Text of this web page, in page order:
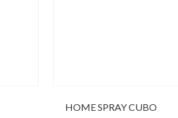
HOME SPRAY CUBO